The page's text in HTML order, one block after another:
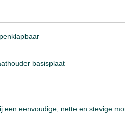
basisplaat
eenvoudige, nette en stevige